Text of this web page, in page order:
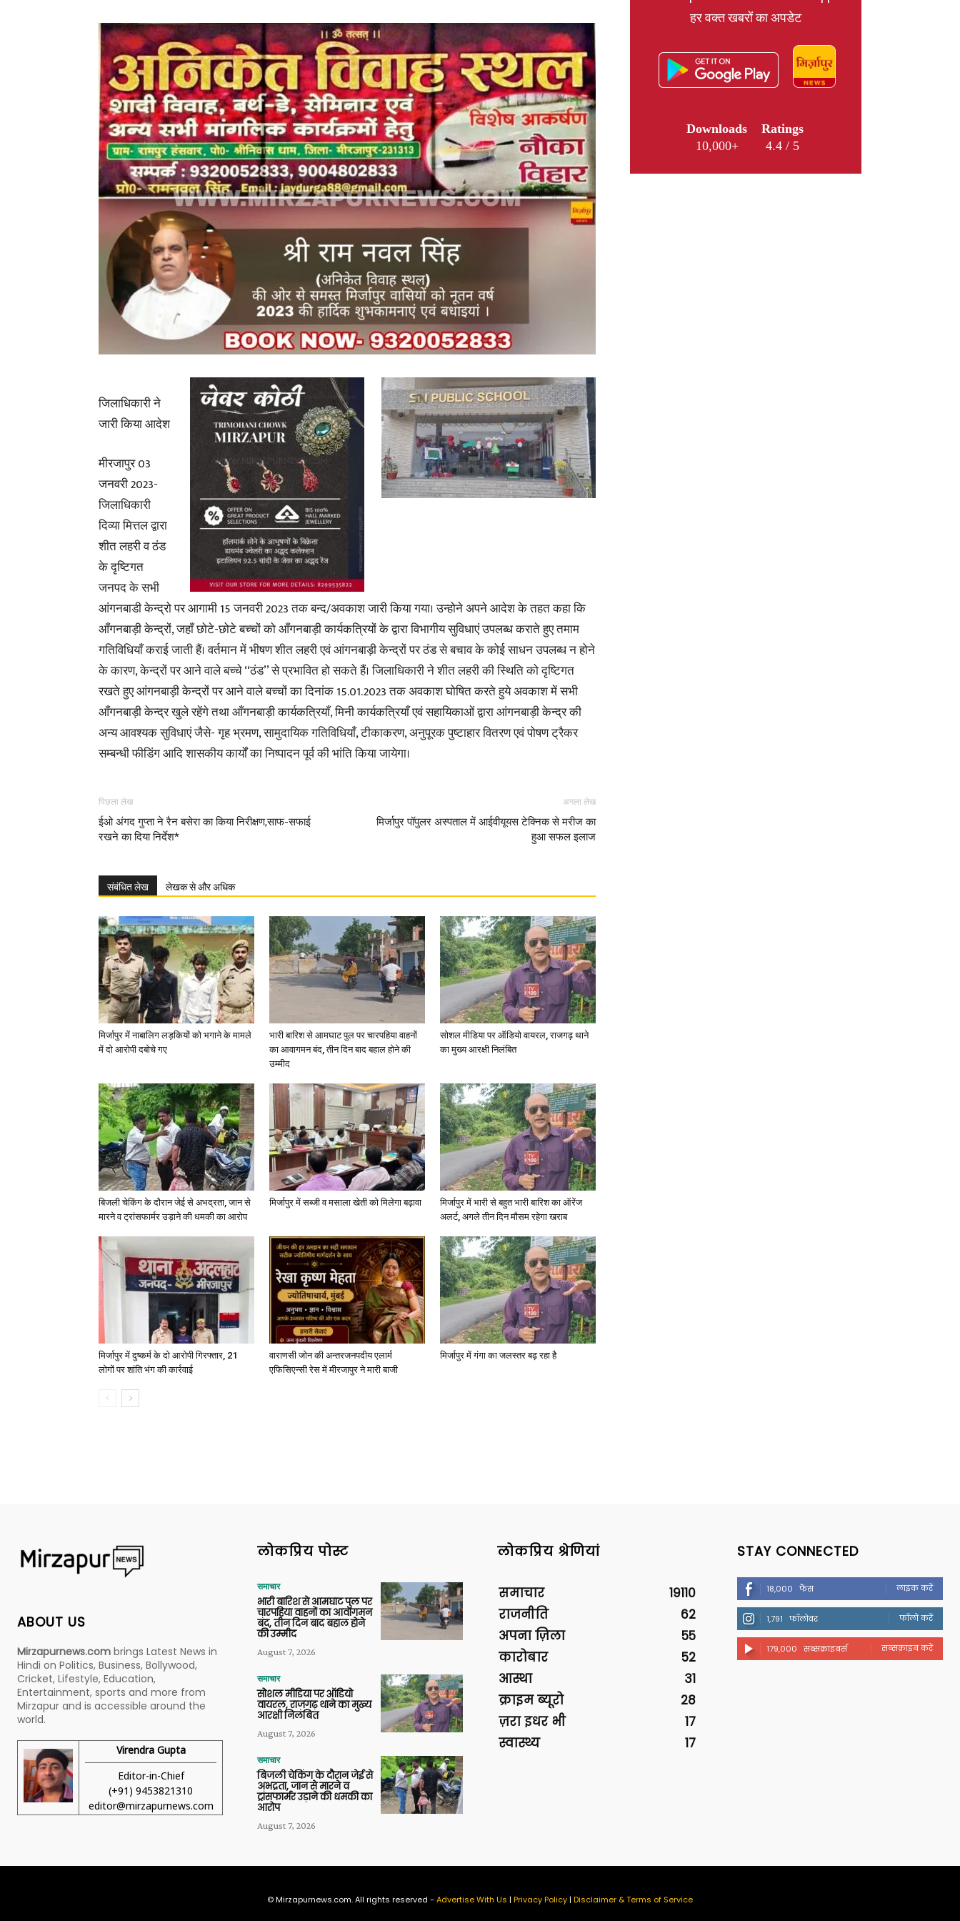
News,
in
Hindi,
Hindi
News
Paper
जिलाधिकारी ने
जारी किया आदेश
मीरजापुर 03
जनवरी 2023-
जिलाधिकारी
दिव्या मित्तल द्वारा
शीत लहरी व ठंड
के दृष्टिगत
जनपद के सभी
आंगनबाडी केन्द्रो पर आगामी 15 जनवरी 2023 तक बन्द/अवकाश जारी किया गया। उन्होने अपने आदेश के तहत कहा कि
आँगनबाड़ी केन्द्रों, जहाँ छोटे-छोटे बच्चों को आँगनबाड़ी कार्यकत्रियों के द्वारा विभागीय सुविधाएं उपलब्ध कराते हुए तमाम
गतिविधियाँ कराई जाती हैं। वर्तमान में भीषण शीत लहरी एवं आंगनबाड़ी केन्द्रों पर ठंड से बचाव के कोई साधन उपलब्ध न होने
के कारण, केन्द्रों पर आने वाले बच्चे ‘‘ठंड’’ से प्रभावित हो सकते हैं। जिलाधिकारी ने शीत लहरी की स्थिति को दृष्टिगत
रखते हुए आंगनबाड़ी केन्द्रों पर आने वाले बच्चों का दिनांक 15.01.2023 तक अवकाश घोषित करते हुये अवकाश में सभी
आँगनबाड़ी केन्द्र खुले रहेंगे तथा आँगनबाड़ी कार्यकत्रियाँ, मिनी कार्यकत्रियाँ एवं सहायिकाओं द्वारा आंगनबाड़ी केन्द्र की
अन्य आवश्यक सुविधाएं जैसे- गृह भ्रमण, सामुदायिक गतिविधियाँ, टीकाकरण, अनुपूरक पुष्टाहार वितरण एवं पोषण ट्रैकर
सम्बन्धी फीडिंग आदि शासकीय कार्यों का निष्पादन पूर्व की भांति किया जायेगा।
पिछला लेख
ईओ अंगद गुप्ता ने रैन बसेरा का किया निरीक्षण,साफ-सफाई
रखने का दिया निर्देश*
अगला लेख
मिर्जापुर पॉपुलर अस्पताल में आईवीयूयस टेक्निक से मरीज का
हुआ सफल इलाज
संबंधित लेख लेखक से और अधिक
मिर्जापुर में नाबालिग लड़कियों को भगाने के मामले
में दो आरोपी दबोचे गए
भारी बारिश से आमघाट पुल पर चारपहिया वाहनों
का आवागमन बंद, तीन दिन बाद बहाल होने की
उम्मीद
सोशल मीडिया पर ऑडियो वायरल, राजगढ़ थाने
का मुख्य आरक्षी निलंबित
बिजली चेकिंग के दौरान जेई से अभद्रता, जान से
मारने व ट्रांसफार्मर उड़ाने की धमकी का आरोप
मिर्जापुर में सब्जी व मसाला खेती को मिलेगा बढ़ावा
मिर्जापुर में भारी से बहुत भारी बारिश का ऑरेंज
अलर्ट, अगले तीन दिन मौसम रहेगा खराब
मिर्जापुर में दुष्कर्म के दो आरोपी गिरफ्तार, 21
लोगों पर शांति भंग की कार्रवाई
वाराणसी जोन की अन्तरजनपदीय एलार्म
एफिसिएन्सी रेस में मीरजापुर ने मारी बाजी
मिर्जापुर में गंगा का जलस्तर बढ़ रहा है
हर वक्त खबरों का अपडेट
Downloads
10,000+
Ratings
4.4 / 5
ABOUT US
Mirzapurnews.com brings Latest News in
Hindi on Politics, Business, Bollywood,
Cricket, Lifestyle, Education,
Entertainment, sports and more from
Mirzapur and is accessible around the
world.
Virendra Gupta
Editor-in-Chief
(+91) 9453821310
editor@mirzapurnews.com
लोकप्रिय पोस्ट
समाचार
भारी बारिश से आमघाट पुल पर
चारपहिया वाहनों का आवागमन
बंद, तीन दिन बाद बहाल होने
की उम्मीद
August 7, 2026
समाचार
सोशल मीडिया पर ऑडियो
वायरल, राजगढ़ थाने का मुख्य
आरक्षी निलंबित
August 7, 2026
समाचार
बिजली चेकिंग के दौरान जेई से
अभद्रता, जान से मारने व
ट्रांसफार्मर उड़ाने की धमकी का
आरोप
August 7, 2026
लोकप्रिय श्रेणियां
समाचार
19110
राजनीति
62
अपना ज़िला
55
कारोबार
52
आस्था
31
क्राइम ब्यूरो
28
ज़रा इधर भी
17
स्वास्थ्य
17
STAY CONNECTED
18,000 फैंस लाइक करें
1,791 फॉलोवर फॉलो करें
179,000 सब्सक्राइबर्स सब्सक्राइब करें
© Mirzapurnews.com. All rights reserved - Advertise With Us | Privacy Policy| Disclaimer & Terms of Service